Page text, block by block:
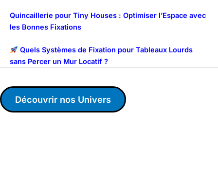
Quincaillerie pour Tiny Houses : Optimiser l’Espace avec
les Bonnes Fixations
Quels Systèmes de Fixation pour Tableaux Lourds
sans Percer un Mur Locatif ?
Découvrir nos Univers